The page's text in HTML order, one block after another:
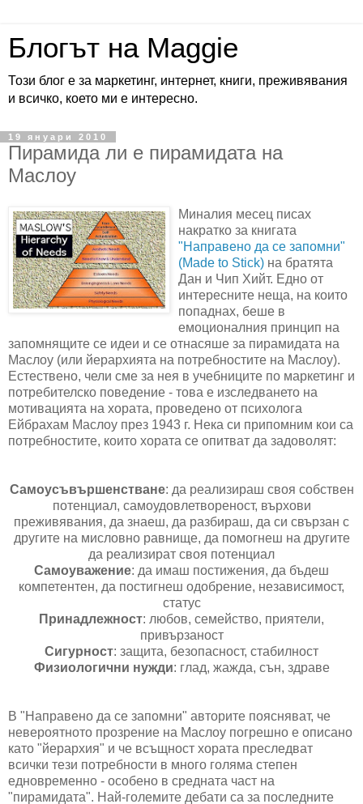
Блогът на Maggie
Този блог е за маркетинг, интернет, книги, преживявания
и всичко, което ми е интересно.
19 януари 2010
Пирамида ли е пирамидата на
Маслоу
Миналия месец писах
накратко за книгата
"Направено да се запомни"
(Made to Stick) на братята
Дан и Чип Хийт. Едно от
интересните неща, на които
попаднах, беше в
емоционалния принцип на
запомнящите се идеи и се отнасяше за пирамидата на
Маслоу (или йерархията на потребностите на Маслоу).
Естествено, чели сме за нея в учебниците по маркетинг и
потребителско поведение - това е изследването на
мотивацията на хората, проведено от психолога
Ейбрахам Маслоу през 1943 г. Нека си припомним кои са
потребностите, които хората се опитват да задоволят:
Самоусъвършенстване: да реализираш своя собствен
потенциал, самоудовлетвореност, върхови
преживявания, да знаеш, да разбираш, да си свързан с
другите на мисловно равнище, да помогнеш на другите
да реализират своя потенциал
Самоуважение: да имаш постижения, да бъдеш
компетентен, да постигнеш одобрение, независимост,
статус
Принадлежност: любов, семейство, приятели,
привързаност
Сигурност: защита, безопасност, стабилност
Физиологични нужди: глад, жажда, сън, здраве
В "Направено да се запомни" авторите поясняват, че
невероятното прозрение на Маслоу погрешно е описано
като "йерархия" и че всъщност хората преследват
всички тези потребности в много голяма степен
едновременно - особено в средната част на
"пирамидата". Най-големите дебати са за последните